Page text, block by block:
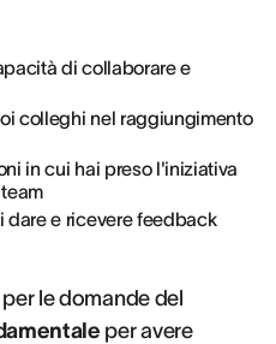
di collaborare e
colleghi nel raggiungimento
in cui hai preso l'iniziativa
dare e ricevere feedback
le domande del
per avere